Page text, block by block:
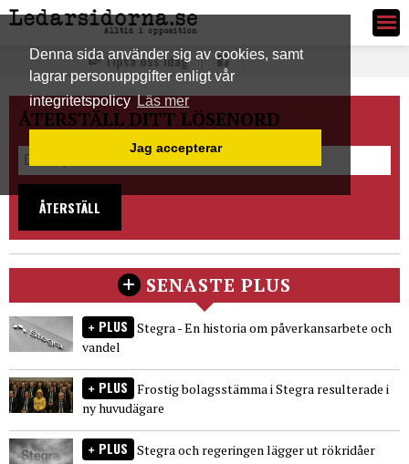
Denna sida använder sig av cookies, samt
lagrar personuppgifter enligt vår
integritetspolicyLäs mer
Jag accepterar
Ledarsidorna.se
Tipsa oss idag
ÅTERSTÄLL DITT LÖSENORD
ÅTERSTÄLL
SENASTE PLUS
PLUS Stegra - En historia om påverkansarbete och
vandel
PLUS Frostig bolagsstämma i Stegra resulterade i
ny huvudägare
PLUS Stegra och regeringen lägger ut rökridåer